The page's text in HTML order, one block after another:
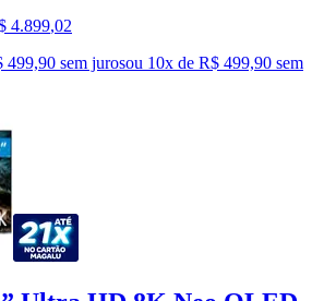
4.899,02
499,90 sem jurosou 10x de R$ 499,90 sem